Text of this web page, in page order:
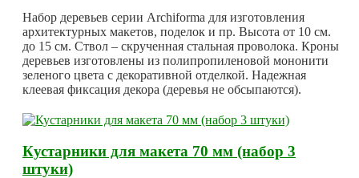
Набор деревьев серии Archiforma для изготовления
архитектурных макетов, поделок и пр. Высота от 10 см.
до 15 см. Ствол – скрученная стальная проволока. Кроны
деревьев изготовлены из полипропиленовой мононити
зеленого цвета с декоративной отделкой. Надежная
клеевая фиксация декора (деревья не обсыпаются).
Кустарники для макета 70 мм (набор 3
штуки)